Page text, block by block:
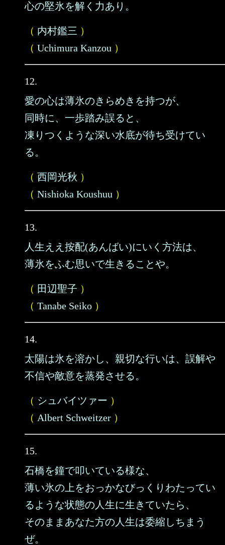
心の堅氷を解く力あり。
（ 内村鑑三 ）
（ Uchimura Kanzou ）
12.
愛の心は薄氷のきらめきを持つが、
同時に、一歩踏み誤ると、
凍りつくような深い水底が待ち受けてい
る。
（ 西岡光秋 ）
（ Nishioka Koushuu ）
13.
人生ええ按配(あんばい)にいく方法は、
薄氷をふむ思いで生きることや。
（ 田辺聖子 ）
（ Tanabe Seiko ）
14.
太陽は氷を溶かし、親切な行いは、誤解や
不信や敵意を蒸発させる。
（ シュバイツァー ）
（ Albert Schweitzer ）
15.
石橋を鐘で叩いている様な、
薄い氷の上をおっかなびっくりわたってい
るような状態の人生に生きていたら、
そのままあなた方の人生は委縮しちまう
ぜ。